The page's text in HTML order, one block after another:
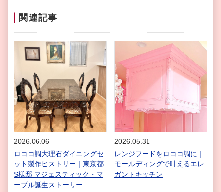
関連記事
2026.06.06
ロココ調大理石ダイニングセ
ット製作ヒストリー｜東京都
S様邸 マジェスティック・マ
ーブル誕生ストーリー
2026.05.31
レンジフードをロココ調に｜
モールディングで叶えるエレ
ガントキッチン